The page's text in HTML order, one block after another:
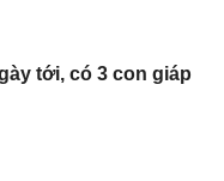
tới, có 3 con giáp